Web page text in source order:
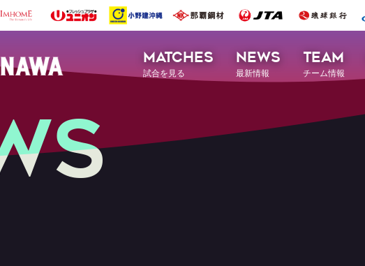
MATCHES
試合を見る
NEWS
最新情報
TEAM
チーム情報